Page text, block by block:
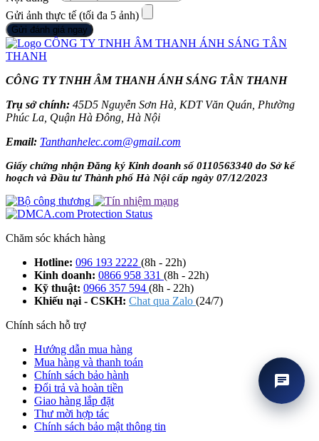
Gửi ảnh thực tế (tối đa 5 ảnh)
Gửi đánh giá ngay
CÔNG TY TNHH ÂM THANH ÁNH SÁNG TÂN THANH
Trụ sở chính: 45D5 Nguyễn Sơn Hà, KDT Văn Quán, Phường
Phúc La, Quận Hà Đông, Hà Nội
Email: Tanthanhelec.com@gmail.com
Giấy chứng nhận Đăng ký Kinh doanh số 0110563340 do Sở kế
hoạch và Đầu tư Thành phố Hà Nội cấp ngày 07/12/2023
Chăm sóc khách hàng
Hotline: 096 193 2222 (8h - 22h)
Kinh doanh: 0866 958 331 (8h - 22h)
Kỹ thuật: 0966 357 594 (8h - 22h)
Khiếu nại - CSKH: Chat qua Zalo (24/7)
Chính sách hỗ trợ
Hướng dẫn mua hàng
Mua hàng và thanh toán
Chính sách bảo hành
Đổi trả và hoàn tiền
Giao hàng lắp đặt
Thư mời hợp tác
Chính sách bảo mật thông tin
chat